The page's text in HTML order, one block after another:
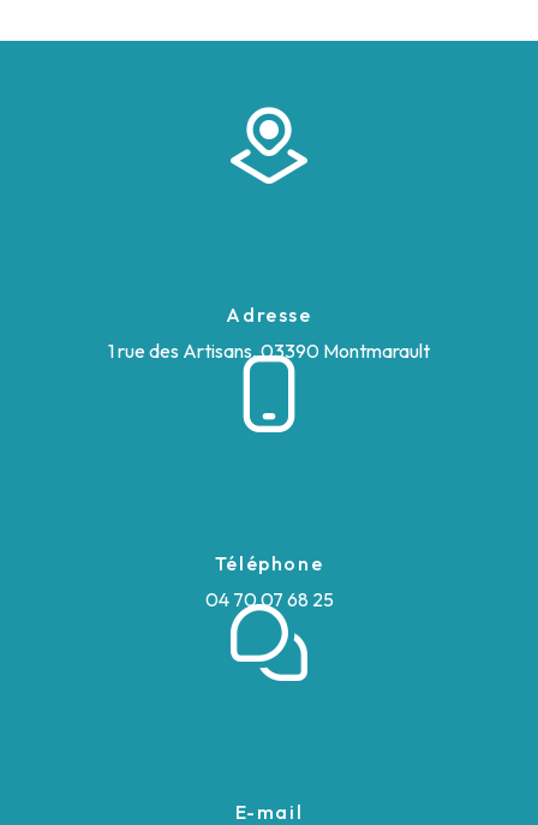
Adresse
1 rue des Artisans, 03390 Montmarault
Téléphone
04 70 07 68 25
E-mail